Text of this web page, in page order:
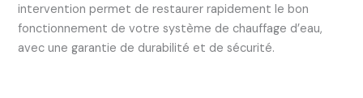
intervention permet de restaurer rapidement le bon
fonctionnement de votre système de chauffage d’eau,
avec une garantie de durabilité et de sécurité.